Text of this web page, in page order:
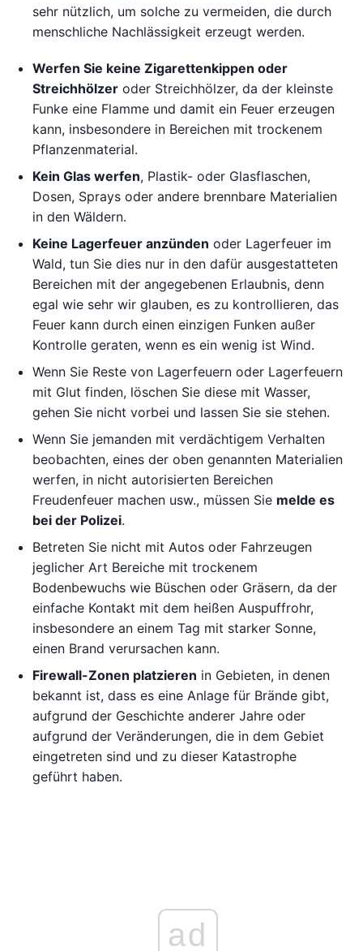
sehr nützlich, um solche zu vermeiden, die durch
menschliche Nachlässigkeit erzeugt werden.
Werfen Sie keine Zigarettenkippen oder
Streichhölzer oder Streichhölzer, da der kleinste
Funke eine Flamme und damit ein Feuer erzeugen
kann, insbesondere in Bereichen mit trockenem
Pflanzenmaterial.
Kein Glas werfen, Plastik- oder Glasflaschen,
Dosen, Sprays oder andere brennbare Materialien
in den Wäldern.
Keine Lagerfeuer anzünden oder Lagerfeuer im
Wald, tun Sie dies nur in den dafür ausgestatteten
Bereichen mit der angegebenen Erlaubnis, denn
egal wie sehr wir glauben, es zu kontrollieren, das
Feuer kann durch einen einzigen Funken außer
Kontrolle geraten, wenn es ein wenig ist Wind.
Wenn Sie Reste von Lagerfeuern oder Lagerfeuern
mit Glut finden, löschen Sie diese mit Wasser,
gehen Sie nicht vorbei und lassen Sie sie stehen.
Wenn Sie jemanden mit verdächtigem Verhalten
beobachten, eines der oben genannten Materialien
werfen, in nicht autorisierten Bereichen
Freudenfeuer machen usw., müssen Sie melde es
bei der Polizei.
Betreten Sie nicht mit Autos oder Fahrzeugen
jeglicher Art Bereiche mit trockenem
Bodenbewuchs wie Büschen oder Gräsern, da der
einfache Kontakt mit dem heißen Auspuffrohr,
insbesondere an einem Tag mit starker Sonne,
einen Brand verursachen kann.
Firewall-Zonen platzieren in Gebieten, in denen
bekannt ist, dass es eine Anlage für Brände gibt,
aufgrund der Geschichte anderer Jahre oder
aufgrund der Veränderungen, die in dem Gebiet
eingetreten sind und zu dieser Katastrophe
geführt haben.
ad